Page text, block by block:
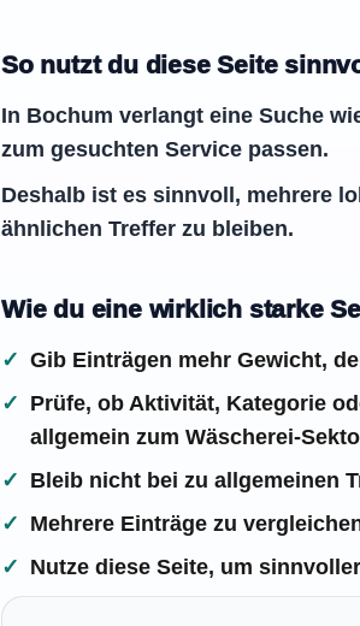
So nutzt du diese Seite
In Bochum verlangt eine Suche
zum gesuchten Service passen.
Deshalb ist es sinnvoll, mehrere
ähnlichen Treffer zu bleiben.
Wie du eine wirklich starke
Gib Einträgen mehr Gewicht,
Prüfe, ob Aktivität, Kategorie
allgemein zum Wäscherei-
Bleib nicht bei zu allgemeinen
Mehrere Einträge zu
Nutze diese Seite, um